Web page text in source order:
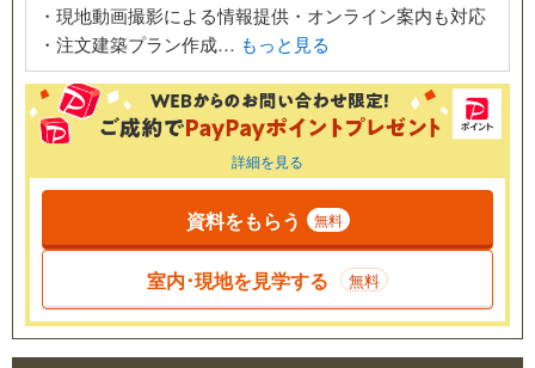
・現地動画撮影による情報提供・オンライン案内も対応
・注文建築プラン作成… もっと見る
詳細を見る
資料をもらう 無料
室内･現地を見学する 無料